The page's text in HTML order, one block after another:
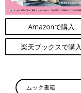
Amazonで購入
楽天ブックスで購入
ムック書籍